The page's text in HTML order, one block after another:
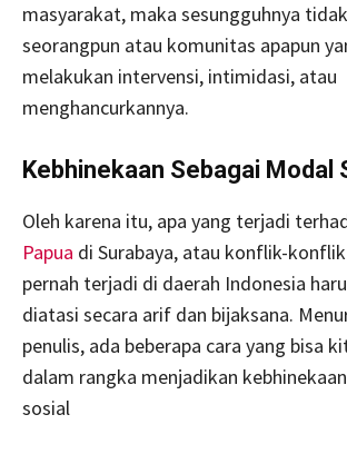
masyarakat, maka sesungguhnya
seorangpun atau komunitas apapun
melakukan intervensi, intimidasi, atau
menghancurkannya.
Kebhinekaan Sebagai Modal
Oleh karena itu, apa yang terjadi
Papua di Surabaya, atau konflik-
pernah terjadi di daerah Indonesia
diatasi secara arif dan bijaksana.
penulis, ada beberapa cara yang bisa
dalam rangka menjadikan
sosial